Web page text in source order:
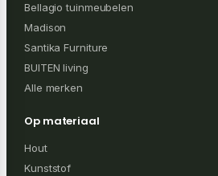
Bellagio tuinmeubelen
Madison
Santika Furniture
BUITEN living
Alle merken
Op materiaal
Hout
Kunststof